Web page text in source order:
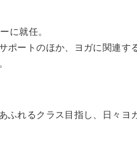
に就任。
ポートのほか、ヨガに関連す
ふれるクラス目指し、日々ヨ